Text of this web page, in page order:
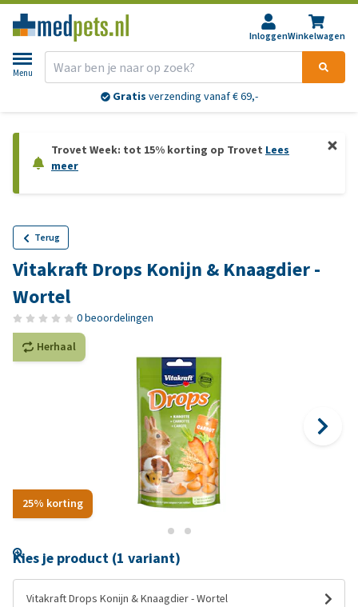
InloggenWinkelwagen
Menu
Gratis verzending vanaf € 69,-
Trovet Week: tot 15% korting op Trovet Lees
meer
Terug
Vitakraft Drops Konijn & Knaagdier -
Wortel
0 beoordelingen
25% korting
Herhaal
Kies je product (1 variant)
Vitakraft Drops Konijn & Knaagdier - Wortel